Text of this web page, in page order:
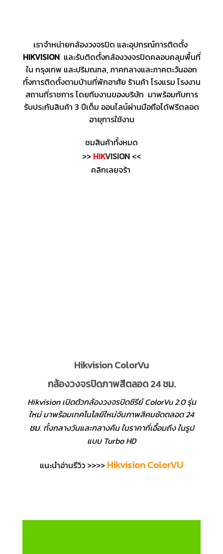
เราจำหน่ายกล้องวงจรปิด และอุปกรณ์การติดตั้ง
HIKVISIONและรับติดตั้งกล้องวงจรปิดคลอบคลุมพื้นที่
ใน กรุงเทพ และปริมณฑล, ภาคกลางและภาคตะวันออก
ทั้งการติดตั้งตามบ้านที่พักอาศัย ร้านค้า โรงแรม โรงงาน
สถานที่ราชการ โดยทีมงานของบริษัท มาพร้อมกับการ
รับประกันสินค้า 3 ปีเต็ม ออนไลน์ผ่านมือถือได้ฟรีตลอด
อายุการใช้งาน
ชมสินค้าทั้งหมด
>> HIKVISION <<
คลิกเลยจร้า
Hikvision ColorVu
กล้องวงจรปิดภาพสีตลอด 24 ชม.
Hikvision เปิดตัวกล้องวงจรปิดซีรีย์ ColorVu 2.0 รุ่น
ใหม่ มาพร้อมเทคโนโลยีใหม่จับภาพสีคมชัดตลอด 24
ชม. ทั้งกลางวันและกลางคืน ในราคาที่เอื้อมถึง ในรูป
แบบ Turbo HD
แนะนำอ่านรีวิว >>>> Hikvision ColorVU